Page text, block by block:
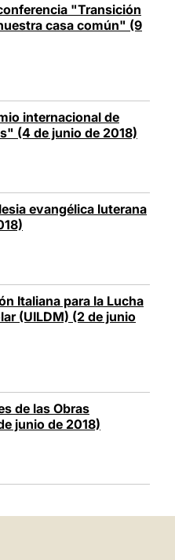
"Transición
casa común" (9
internacional de
(4 de junio de 2018)
evangélica luterana
Italiana para la Lucha
(UILDM) (2 de junio
de las Obras
junio de 2018)